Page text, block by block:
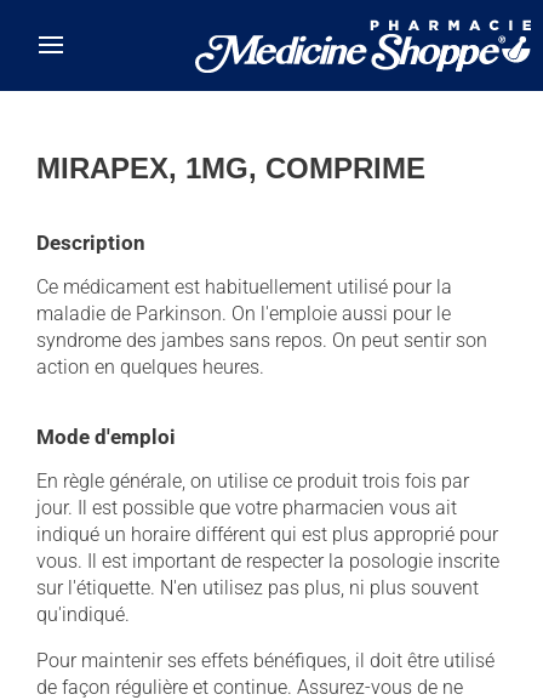
MIRAPEX, 1MG, COMPRIME
Description
Ce médicament est habituellement utilisé pour la
maladie de Parkinson. On l'emploie aussi pour le
syndrome des jambes sans repos. On peut sentir son
action en quelques heures.
Mode d'emploi
En règle générale, on utilise ce produit trois fois par
jour. Il est possible que votre pharmacien vous ait
indiqué un horaire différent qui est plus approprié pour
vous. Il est important de respecter la posologie inscrite
sur l'étiquette. N'en utilisez pas plus, ni plus souvent
qu'indiqué.
Pour maintenir ses effets bénéfiques, il doit être utilisé
de façon régulière et continue. Assurez-vous de ne